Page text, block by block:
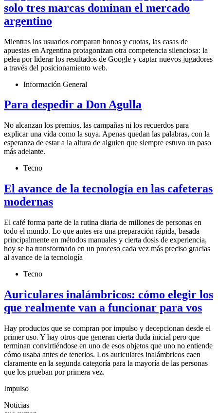
solo tres marcas dominan el mercado
argentino
Mientras los usuarios comparan bonos y cuotas, las casas de
apuestas en Argentina protagonizan otra competencia silenciosa: la
pelea por liderar los resultados de Google y captar nuevos jugadores
a través del posicionamiento web.
Información General
Para despedir a Don Agulla
No alcanzan los premios, las campañas ni los recuerdos para
explicar una vida como la suya. Apenas quedan las palabras, con la
esperanza de estar a la altura de alguien que siempre estuvo un paso
más adelante.
Tecno
El avance de la tecnología en las cafeteras
modernas
El café forma parte de la rutina diaria de millones de personas en
todo el mundo. Lo que antes era una preparación rápida, basada
principalmente en métodos manuales y cierta dosis de experiencia,
hoy se ha transformado en un proceso cada vez más preciso gracias
al avance de la tecnología
Tecno
Auriculares inalámbricos: cómo elegir los
que realmente van a funcionar para vos
Hay productos que se compran por impulso y decepcionan desde el
primer uso. Y hay otros que generan cierta duda inicial pero que
terminan convirtiéndose en uno de esos objetos que uno no entiende
cómo usaba antes de tenerlos. Los auriculares inalámbricos caen
claramente en la segunda categoría para la mayoría de las personas
que los prueban por primera vez.
Impulso
Noticias